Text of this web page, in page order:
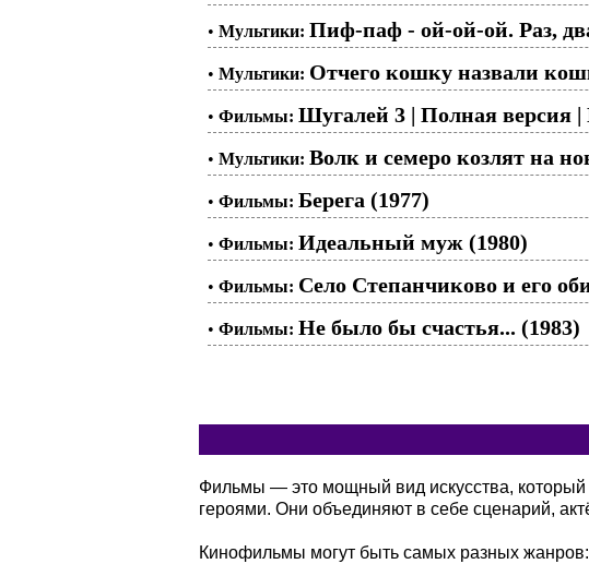
• Мультики: Пиф-паф - ой-ой-ой. Раз,
• Мультики: Отчего кошку назвали
• Фильмы: Шугалей 3 | Полная версия
• Мультики: Волк и семеро козлят на
• Фильмы: Берега (1977)
• Фильмы: Идеальный муж (1980)
• Фильмы: Село Степанчиково и его
• Фильмы: Не было бы счастья... (1983)
Фильмы — это мощный вид искусства, который
героями. Они объединяют в себе сценарий,
Кинофильмы могут быть самых разных